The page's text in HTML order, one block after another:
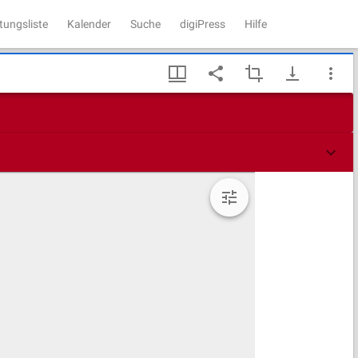
Kalender Suche digiPress Hilfe